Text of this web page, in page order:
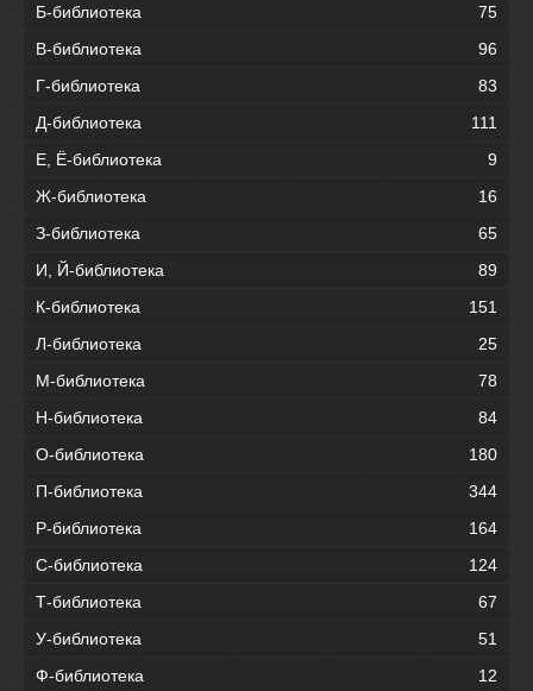
Б-библиотека
75
В-библиотека
96
Г-библиотека
83
Д-библиотека
111
Е, Ё-библиотека
9
Ж-библиотека
16
З-библиотека
65
И, Й-библиотека
89
К-библиотека
151
Л-библиотека
25
М-библиотека
78
Н-библиотека
84
О-библиотека
180
П-библиотека
344
Р-библиотека
164
С-библиотека
124
Т-библиотека
67
У-библиотека
51
Ф-библиотека
12